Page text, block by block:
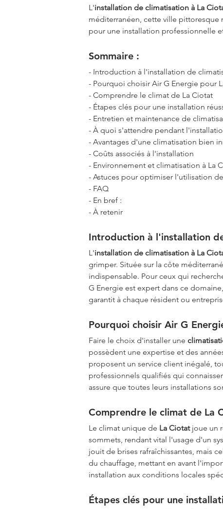
L'installation de climatisation à La
méditerranéen, cette ville pittoresque
pour une installation professionnelle
Sommaire :
- Introduction à l'installation de
- Pourquoi choisir Air G Energie pour
- Comprendre le climat de La Ciotat
- Étapes clés pour une installation
- Entretien et maintenance de
- À quoi s'attendre pendant
- Avantages d'une climatisation bien
- Coûts associés à l'installation
- Environnement et climatisation à La
- Astuces pour optimiser l'utilisation
- FAQ
- En bref :
- À retenir
Introduction à l'installation
L'installation de climatisation à La
grimper. Située sur la côte
indispensable. Pour ceux qui
G Energie est expert dans ce
garantit à chaque résident ou
Pourquoi choisir Air G
Faire le choix d'installer une
possèdent une expertise et des
proposent un service client inégalé,
professionnels qualifiés qui
assure que toutes leurs installations
Comprendre le climat de La
Le climat unique de La Ciotat joue un
sommets, rendant vital l'usage d'un
jouit de brises rafraîchissantes, mais
du chauffage, mettant en avant
installation aux conditions locales
Étapes clés pour une